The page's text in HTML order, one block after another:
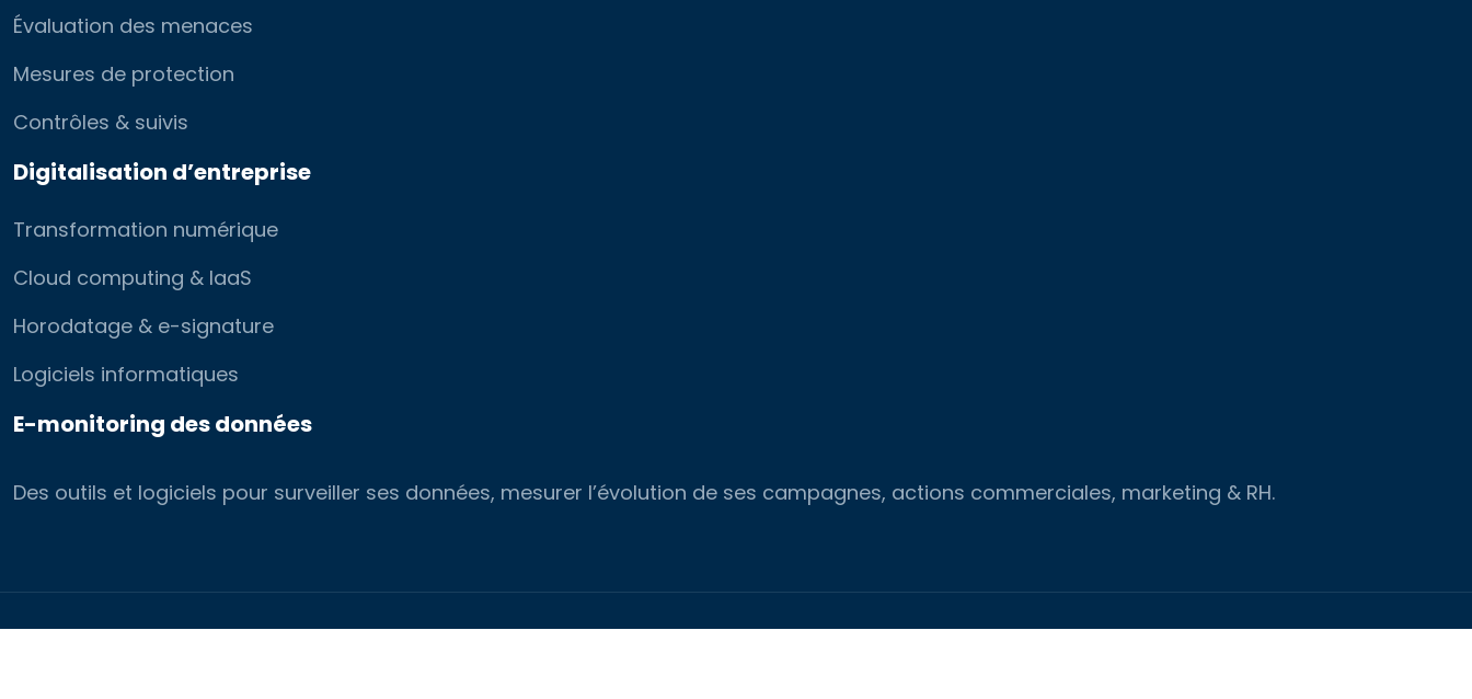
Évaluation des menaces
Mesures de protection
Contrôles & suivis
Digitalisation d’entreprise
Transformation numérique
Cloud computing & IaaS
Horodatage & e-signature
Logiciels informatiques
E-monitoring des données
Des outils et logiciels pour surveiller ses données, mesurer l’évolution de ses campagnes, actions commerciales, marketing & RH.